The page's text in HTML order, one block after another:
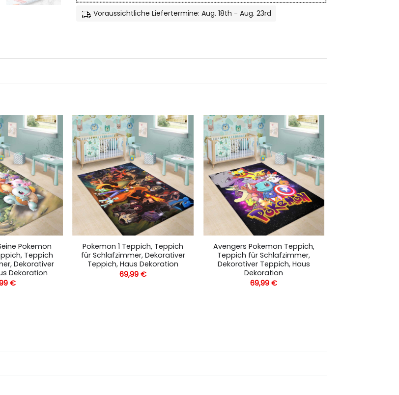
Voraussichtliche Liefertermine: Aug. 18th - Aug. 23rd
Pokemon
Teppich
Dekorativer
Dekoration
€
Pokemon 1 Teppich, Teppich
für Schlafzimmer, Dekorativer
Teppich, Haus Dekoration
69,99€
Avengers Pokemon Teppich,
Teppich für Schlafzimmer,
Dekorativer Teppich, Haus
Dekoration
69,99€